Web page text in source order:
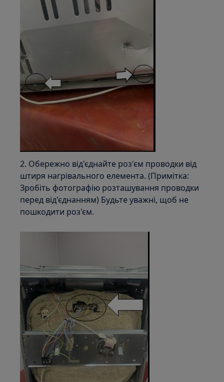
2. Обережно від'єднайте роз'єм проводки від
штиря нагрівального елемента. (Примітка:
Зробіть фотографію розташування проводки
перед від'єднанням) Будьте уважні, щоб не
пошкодити роз'єм.